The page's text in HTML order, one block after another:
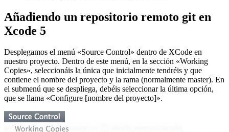
Añadiendo un repositorio remoto git en
Xcode 5
Desplegamos el menú «Source Control» dentro de XCode en
nuestro proyecto. Dentro de este menú, en la sección «Working
Copies», seleccionáis la única que inicialmente tendréis y que
contiene el nombre del proyecto y la rama (normalmente master). En
el submenú que se despliega, debéis seleccionar la última opción,
que se llama «Configure [nombre del proyecto]».